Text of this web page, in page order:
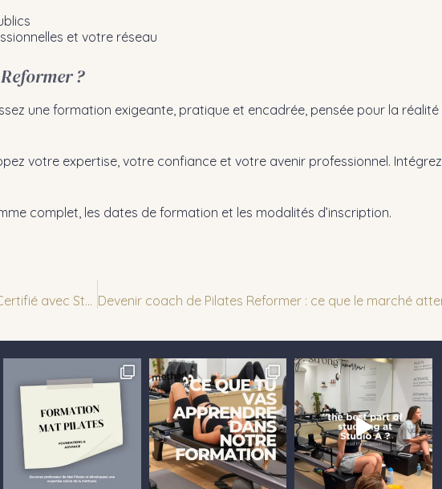
et votre réseau
?
une formation exigeante, pratique et encadrée, pensée pour la réalité
votre expertise, votre confiance et votre avenir professionnel. Intégrez
complet, les dates de formation et les modalités d’inscription.
Formation Reformer Pilates à Nice : Devenez Coach Certifié avec Studio A